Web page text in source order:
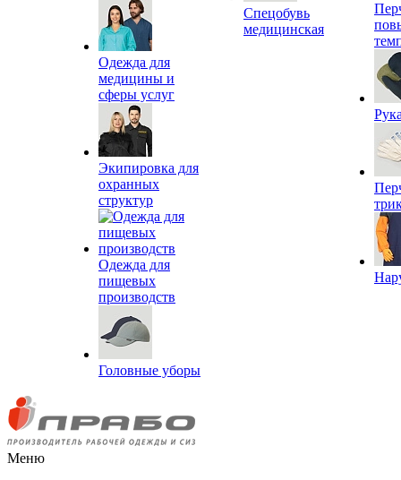
Одежда для
медицины и
сферы услуг
Экипировка для
охранных
структур
Одежда для
пищевых
производств
Головные уборы
Спецобувь
медицинская
Меню